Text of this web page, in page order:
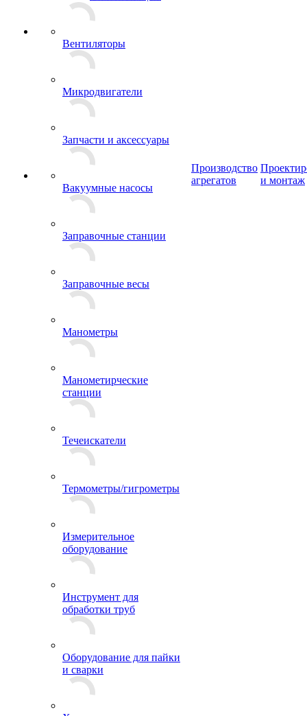
Вентиляторы
Микродвигатели
Запчасти и аксессуары
Вакуумные насосы
Заправочные станции
Заправочные весы
Манометры
Манометирческие
станции
Течеискатели
Термометры/гигрометры
Измерительное
оборудование
Инструмент для
обработки труб
Оборудование для пайки
и сварки
Производство
агрегатов
и монтаж